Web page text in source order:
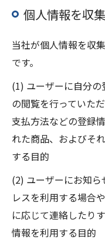
個人情報を収
当社が個人情報を収
です。
(1) ユーザーに自分
の閲覧を行っていた
支払方法などの登録
れた商品、およびそ
する目的
(2) ユーザーにお知
レスを利用する場合
に応じて連絡したり
情報を利用する目的